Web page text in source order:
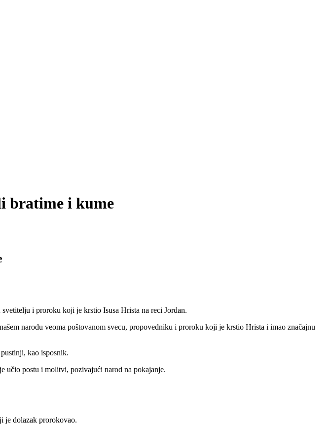
bratime i kume
i proroku koji je krstio Isusa Hrista na reci Jordan.
narodu veoma poštovanom svecu, propovedniku i proroku koji je krstio Hrista i imao značajnu
kao isposnik.
učio postu i molitvi, pozivajući narod na pokajanje.
je dolazak prorokovao.